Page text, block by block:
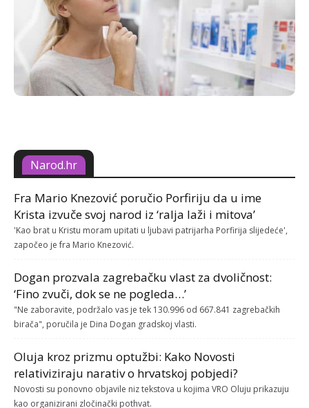
Narod.hr
Fra Mario Knezović poručio Porfiriju da u ime
Krista izvuče svoj narod iz ‘ralja laži i mitova’
'Kao brat u Kristu moram upitati u ljubavi patrijarha Porfirija slijedeće',
započeo je fra Mario Knezović.
Dogan prozvala zagrebačku vlast za dvoličnost:
‘Fino zvuči, dok se ne pogleda…’
"Ne zaboravite, podržalo vas je tek 130.996 od 667.841 zagrebačkih
birača", poručila je Dina Dogan gradskoj vlasti.
Oluja kroz prizmu optužbi: Kako Novosti
relativiziraju narativ o hrvatskoj pobjedi?
Novosti su ponovno objavile niz tekstova u kojima VRO Oluju prikazuju
kao organizirani zločinački pothvat.